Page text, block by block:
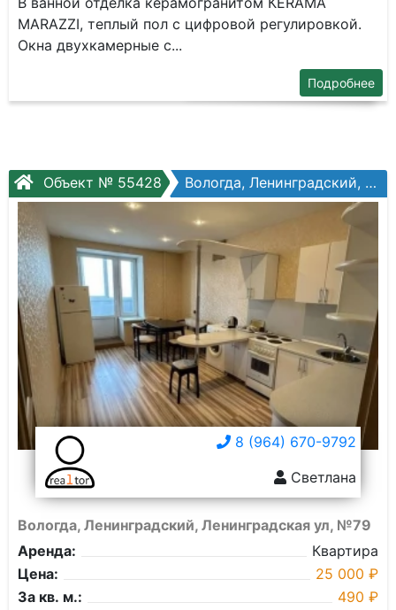
МАRАZZI, теплый пол с цифровой регулировкой.
Окна двухкамерные с...
Подробнее
Объект № 55428 Вологда, Ленинградский, Ленинградская ул, №79
8 (964) 670-9792
Светлана
Вологда, Ленинградский, Ленинградская ул, №79
Аренда:
Квартира
Цена:
25 000 ₽
За кв. м.:
490 ₽